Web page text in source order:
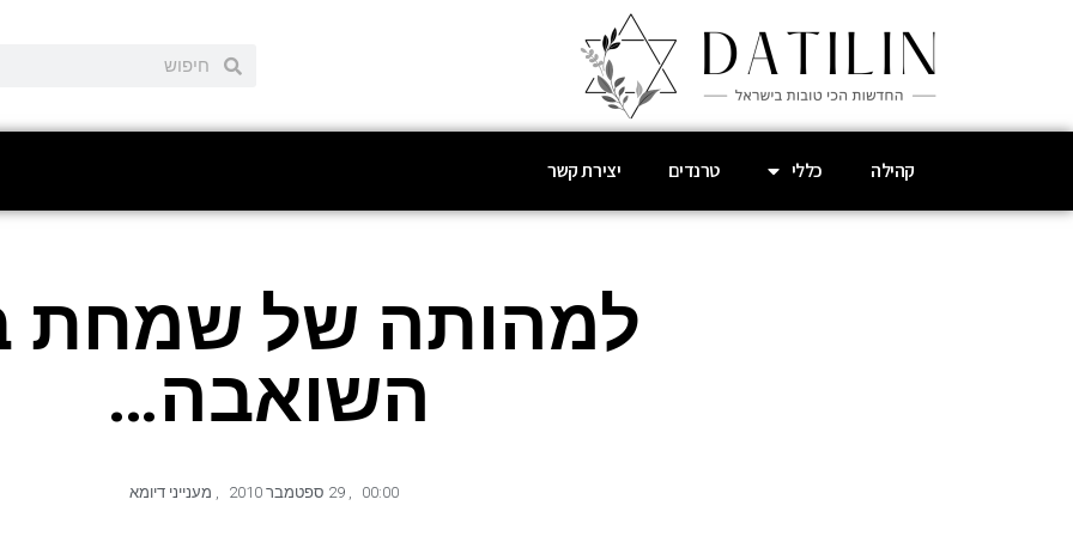
קהילה כללי טרנדים יצירת קשר
למהותה של שמחת
השואבה…
00:00
, 29 ספטמבר 2010 , מענייני דיומא